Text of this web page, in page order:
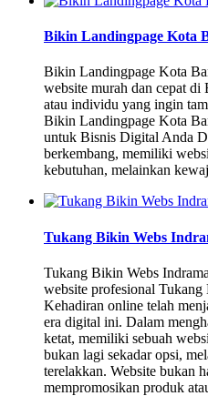
Bikin Landingpage Kota
Bikin Landingpage Kota
website murah dan cepat di
atau individu yang ingin
Bikin Landingpage Kota
untuk Bisnis Digital Anda
berkembang, memiliki
kebutuhan, melainkan
Tukang Bikin Webs
Tukang Bikin Webs
website profesional
Kehadiran online telah
era digital ini. Dalam
ketat, memiliki sebuah
bukan lagi sekadar opsi,
terelakkan. Website bukan
mempromosikan produk